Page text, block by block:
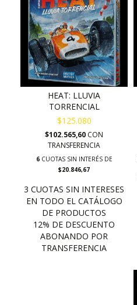
HEAT: LLUVIA
TORRENCIAL
$125.080
$102.565,60 CON
TRANSFERENCIA
6CUOTAS SIN INTERÉS DE
$20.846,67